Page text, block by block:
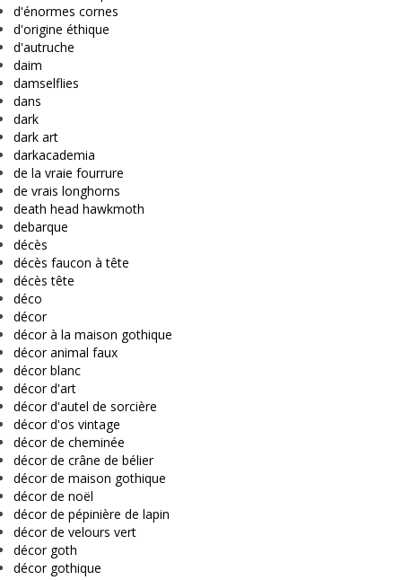
d'énormes cornes
d'origine éthique
d'autruche
daim
damselflies
dans
dark
dark art
darkacademia
de la vraie fourrure
de vrais longhorns
death head hawkmoth
debarque
décès
décès faucon à tête
décès tête
déco
décor
décor à la maison gothique
décor animal faux
décor blanc
décor d'art
décor d'autel de sorcière
décor d'os vintage
décor de cheminée
décor de crâne de bélier
décor de maison gothique
décor de noël
décor de pépinière de lapin
décor de velours vert
décor goth
décor gothique